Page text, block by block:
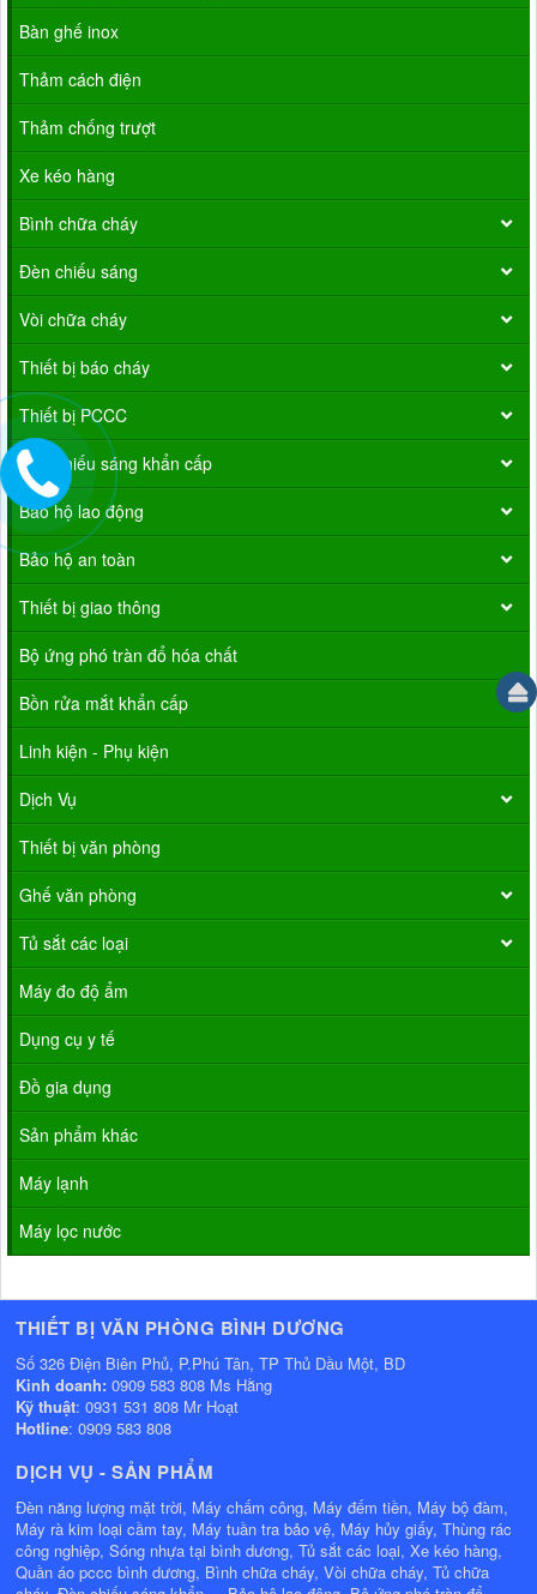
Bàn ghế inox
Thảm cách điện
Thảm chống trượt
Xe kéo hàng
Bình chữa cháy
Đèn chiếu sáng
Vòi chữa cháy
Thiết bị báo cháy
Thiết bị PCCC
Đèn chiếu sáng khẩn cấp
Bảo hộ lao động
Bảo hộ an toàn
Thiết bị giao thông
Bộ ứng phó tràn đổ hóa chất
Bồn rửa mắt khẩn cấp
Linh kiện - Phụ kiện
Dịch Vụ
Thiết bị văn phòng
Ghế văn phòng
Tủ sắt các loại
Máy đo độ ẩm
Dụng cụ y tế
Đồ gia dụng
Sản phẩm khác
Máy lạnh
Máy lọc nước
THIẾT BỊ VĂN PHÒNG BÌNH DƯƠNG
Số 326 Điện Biên Phủ, P.Phú Tân, TP Thủ Dầu Một, BD
Kinh doanh: 0909 583 808 Ms Hằng
Kỹ thuật: 0931 531 808 Mr Hoạt
Hotline: 0909 583 808
DỊCH VỤ - SẢN PHẨM
Đèn năng lượng mặt trời, Máy chấm công, Máy đếm tiền, Máy bộ đàm,
Máy rà kim loại cầm tay, Máy tuần tra bảo vệ, Máy hủy giấy, Thùng rác
công nghiệp, Sóng nhựa tại bình dương, Tủ sắt các loại, Xe kéo hàng,
Quần áo pccc bình dương, Bình chữa cháy, Vòi chữa cháy, Tủ chữa